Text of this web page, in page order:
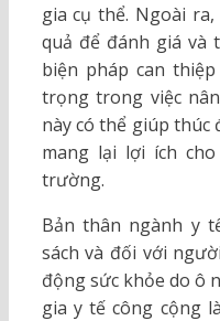
gia cụ thể. Ngoài
quả để đánh giá và
biện pháp can
trọng trong việc
này có thể giúp thúc
mang lại lợi ích
trường.
Bản thân ngành y
sách và đối với
động sức khỏe do ô
gia y tế công cộng